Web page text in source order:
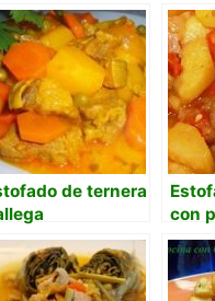
de ternera
con